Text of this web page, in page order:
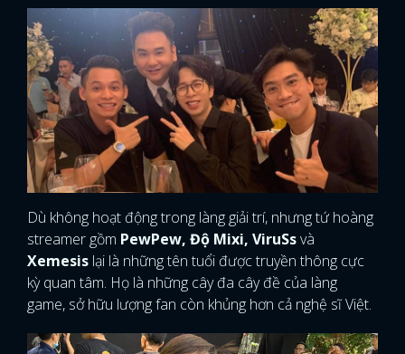
Dù không hoạt động trong làng giải trí, nhưng tứ hoàng
streamer gồm PewPew, Độ Mixi, ViruSsvà
Xemesis lại là những tên tuổi được truyền thông cực
kỳ quan tâm. Họ là những cây đa cây đề của làng
game, sở hữu lượng fan còn khủng hơn cả nghệ sĩ Việt.